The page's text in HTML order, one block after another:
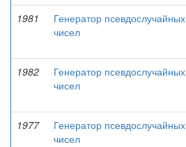
1981
Генератор псевдослучайных
чисел
1982
Генератор псевдослучайных
чисел
1977
Генератор псевдослучайных
чисел